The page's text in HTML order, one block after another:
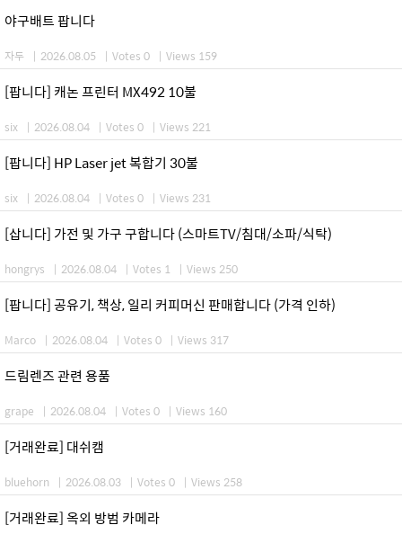
야구배트 팝니다
자두 | 2026.08.05 | Votes 0 | Views 159
[팝니다] 캐논 프린터 MX492 10불
six | 2026.08.04 | Votes 0 | Views 221
[팝니다] HP Laser jet 복합기 30불
six | 2026.08.04 | Votes 0 | Views 231
[삽니다] 가전 및 가구 구합니다 (스마트TV/침대/소파/식탁)
hongrys | 2026.08.04 | Votes 1 | Views 250
[팝니다] 공유기, 책상, 일리 커피머신 판매합니다 (가격 인하)
Marco | 2026.08.04 | Votes 0 | Views 317
드림렌즈 관련 용품
grape | 2026.08.04 | Votes 0 | Views 160
[거래완료] 대쉬캠
bluehorn | 2026.08.03 | Votes 0 | Views 258
[거래완료] 옥외 방범 카메라